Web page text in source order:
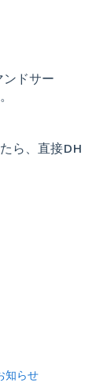
ドサー
ら、直接DH
知らせ